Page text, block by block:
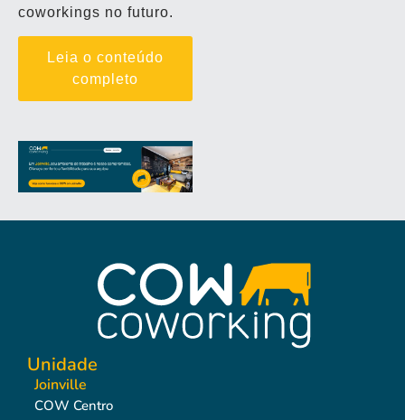
coworkings no futuro.
Leia o conteúdo
completo
Unidade
Joinville
COW Centro